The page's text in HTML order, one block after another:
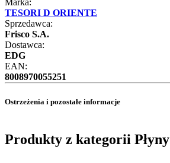
Marka:
TESORI D ORIENTE
Sprzedawca:
Frisco S.A.
Dostawca:
EDG
EAN:
8008970055251
Ostrzeżenia i pozostałe informacje
Produkty z kategorii Płyny